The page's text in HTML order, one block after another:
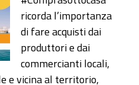
ricorda l’importanza
di fare acquisti dai
produttori e dai
commercianti locali,
e vicina al territorio,